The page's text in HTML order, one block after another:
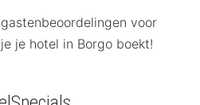
voor
je hotel in Borgo boekt!